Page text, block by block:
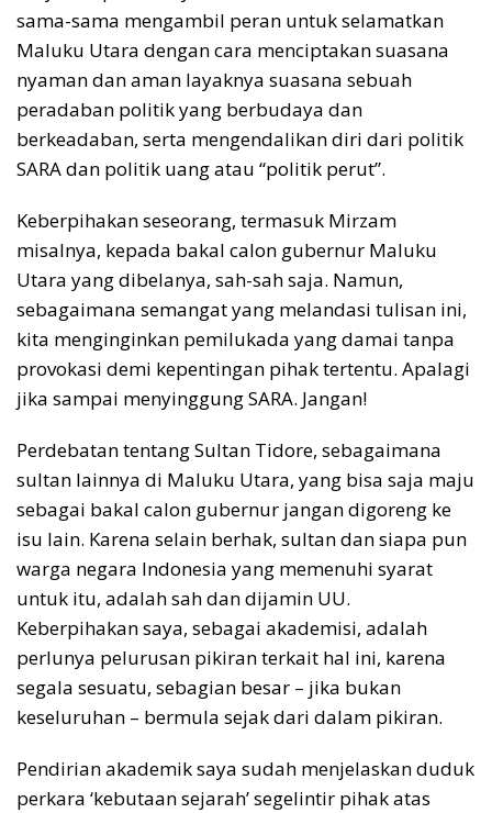
sama-sama mengambil peran untuk selamatkan
Maluku Utara dengan cara menciptakan suasana
nyaman dan aman layaknya suasana sebuah
peradaban politik yang berbudaya dan
berkeadaban, serta mengendalikan diri dari politik
SARA dan politik uang atau “politik perut”.
Keberpihakan seseorang, termasuk Mirzam
misalnya, kepada bakal calon gubernur Maluku
Utara yang dibelanya, sah-sah saja. Namun,
sebagaimana semangat yang melandasi tulisan ini,
kita menginginkan pemilukada yang damai tanpa
provokasi demi kepentingan pihak tertentu. Apalagi
jika sampai menyinggung SARA. Jangan!
Perdebatan tentang Sultan Tidore, sebagaimana
sultan lainnya di Maluku Utara, yang bisa saja maju
sebagai bakal calon gubernur jangan digoreng ke
isu lain. Karena selain berhak, sultan dan siapa pun
warga negara Indonesia yang memenuhi syarat
untuk itu, adalah sah dan dijamin UU.
Keberpihakan saya, sebagai akademisi, adalah
perlunya pelurusan pikiran terkait hal ini, karena
segala sesuatu, sebagian besar – jika bukan
keseluruhan – bermula sejak dari dalam pikiran.
Pendirian akademik saya sudah menjelaskan duduk
perkara ‘kebutaan sejarah’ segelintir pihak atas